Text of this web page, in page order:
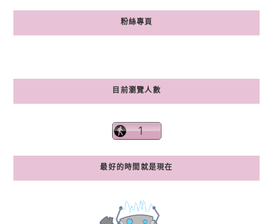
粉絲專頁
目前瀏覽人數
最好的時間就是現在